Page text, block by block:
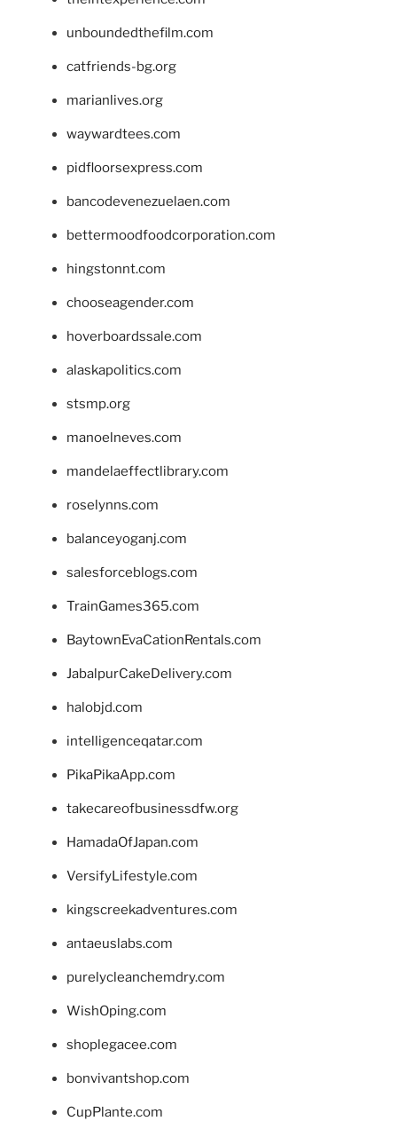
unboundedthefilm.com
catfriends-bg.org
marianlives.org
waywardtees.com
pidfloorsexpress.com
bancodevenezuelaen.com
bettermoodfoodcorporation.com
hingstonnt.com
chooseagender.com
hoverboardssale.com
alaskapolitics.com
stsmp.org
manoelneves.com
mandelaeffectlibrary.com
roselynns.com
balanceyoganj.com
salesforceblogs.com
TrainGames365.com
BaytownEvaCationRentals.com
JabalpurCakeDelivery.com
halobjd.com
intelligenceqatar.com
PikaPikaApp.com
takecareofbusinessdfw.org
HamadaOfJapan.com
VersifyLifestyle.com
kingscreekadventures.com
antaeuslabs.com
purelycleanchemdry.com
WishOping.com
shoplegacee.com
bonvivantshop.com
CupPlante.com